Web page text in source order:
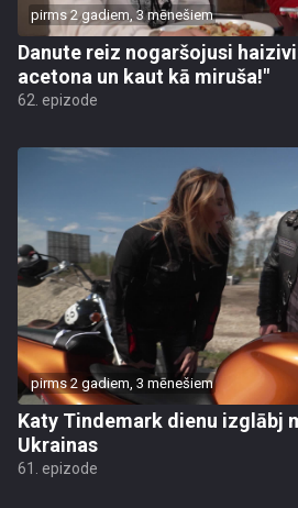
pirms 2 gadiem, 3 mēnešiem
Danute reiz nogaršojusi
acetona un kaut kā miruša!"
62. epizode
pirms 2 gadiem, 3 mēnešiem
Katy Tindemark dienu izglābj
Ukrainas
61. epizode